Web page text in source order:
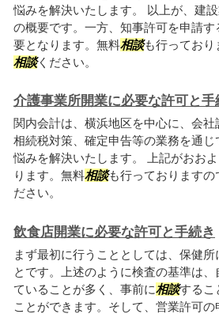
悩みを解決いたします。 以上が、建
の概要です。一方、知事許可を申請
要となります。無料相談も行っており
相談ください。
介護事業所開業に必要な許可と手
関内会計は、横浜地区を中心に、会社
相続税対策、確定申告等の業務を通
悩みを解決いたします。 上記がおお
ります。無料相談も行っております
ださい。
飲食店開業に必要な許可と手続き
まず最初に行うこととしては、保健所
とです。上述のように検査の基準は
ていることが多く、事前に相談するこ
ことができます。そして、営業許可